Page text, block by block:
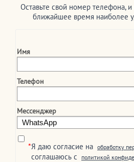
Оставьте свой номер телефона,
ближайшее время наиболее
Имя
Телефон
Мессенджер
*Я даю согласие на обработку
соглашаюсь c
политикой